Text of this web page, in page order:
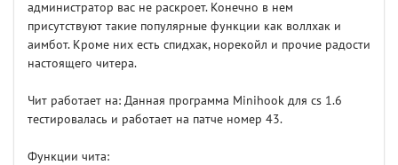
администратор вас не раскроет. Конечно в нем
присутствуют такие популярные функции как воллхак и
аимбот. Кроме них есть спидхак, норекойл и прочие радости
настоящего читера.
Чит работает на: Данная программа Minihook для cs 1.6
тестировалась и работает на патче номер 43.
Функции чита: